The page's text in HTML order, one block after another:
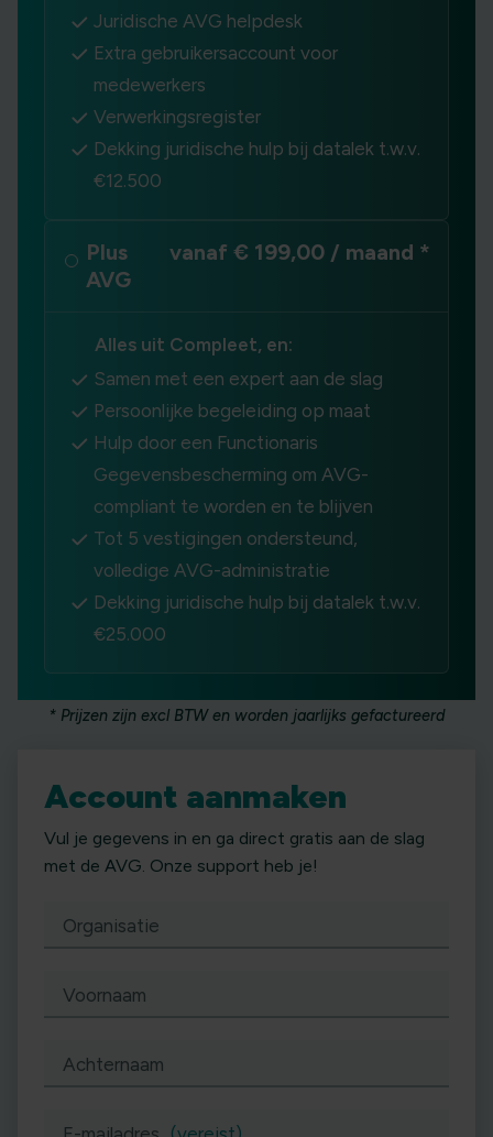
Juridische AVG helpdesk
Extra gebruikersaccount voor
medewerkers
Verwerkingsregister
Dekking juridische hulp bij datalek t.w.v.
€12.500
Plus
AVG
vanaf € 199,00 / maand *
Alles uit Compleet, en:
Samen met een expert aan de slag
Persoonlijke begeleiding op maat
Hulp door een Functionaris
Gegevensbescherming om AVG-
compliant te worden en te blijven
Tot 5 vestigingen ondersteund,
volledige AVG-administratie
Dekking juridische hulp bij datalek t.w.v.
€25.000
* Prijzen zijn excl BTW en worden jaarlijks gefactureerd
Account aanmaken
Vul je gegevens in en ga direct gratis aan de slag
met de AVG. Onze support heb je!
Organisatie
Voornaam
Achternaam